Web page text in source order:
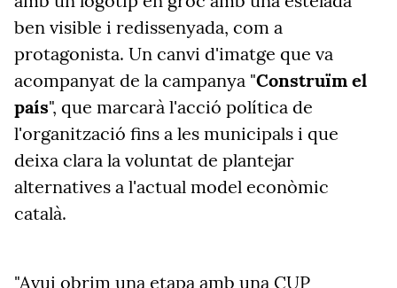
ben visible i redissenyada, com a
protagonista. Un canvi d'imatge que va
acompanyat de la campanya "Construïm el
país", que marcarà l'acció política de
l'organització fins a les municipals i que
deixa clara la voluntat de plantejar
alternatives a l'actual model econòmic
català.
"Avui obrim una etapa amb una CUP